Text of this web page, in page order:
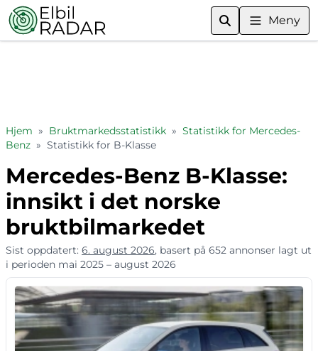
Meny
Hjem » Bruktmarkedsstatistikk » Statistikk for Mercedes-
Benz » Statistikk for B-Klasse
Mercedes-Benz B-Klasse:
innsikt i det norske
bruktbilmarkedet
Sist oppdatert: 6. august 2026, basert på 652 annonser lagt ut
i perioden mai 2025 – august 2026